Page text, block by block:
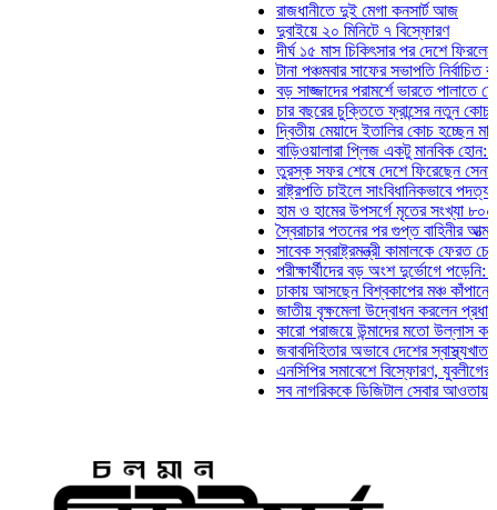
রাজধানীতে দুই মেগা কনসার্ট আজ
দুবাইয়ে ২০ মিনিটে ৭ বিস্ফোরণ
দীর্ঘ ১৫ মাস চিকিৎসার পর দেশে ফিরলেন
টানা পঞ্চমবার সাফের সভাপতি নির্বাচিত কাজী
বড় সাজ্জাদের পরামর্শে ভারতে পালাতে
চার বছরের চুক্তিতে ফ্রান্সের নতুন কোচ জিদান
দ্বিতীয় মেয়াদে ইতালির কোচ হচ্ছেন মানচিনি
বাড়িওয়ালারা প্লিজ একটু মানবিক হোন: মনিরা
তুরস্ক সফর শেষে দেশে ফিরেছেন
রাষ্ট্রপতি চাইলে সাংবিধানিকভাবে পদত্যাগ
হাম ও হামের উপসর্গে মৃতের সংখ্যা ৮০০ ছাড়াল
স্বৈরাচার পতনের পর গুপ্ত বাহিনীর আত্মপ্রকাশ:
সাবেক স্বরাষ্ট্রমন্ত্রী কামালকে ফেরত চেয়ে
পরীক্ষার্থীদের বড় অংশ দুর্ভোগে পড়েনি: ড.
ঢাকায় আসছেন বিশ্বকাপের মঞ্চ কাঁপানো সেই
জাতীয় বৃক্ষমেলা উদ্বোধন করলেন প্রধানমন্ত্রী
কারো পরাজয়ে উন্মাদের মতো উল্লাস করতে হয়
জবাবদিহিতার অভাবে দেশের স্বাস্থ্যখাত
এনসিপির সমাবেশে বিস্ফোরণ, যুবলীগের দুই
সব নাগরিককে ডিজিটাল সেবার আওতায় আনতে